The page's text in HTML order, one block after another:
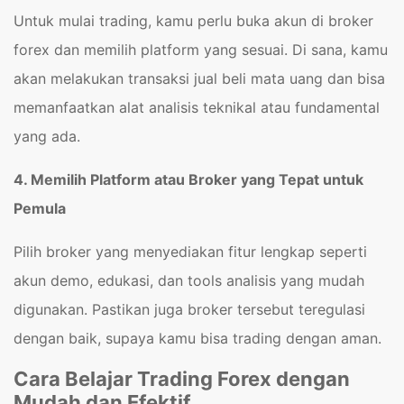
Untuk mulai trading, kamu perlu buka akun di broker
forex dan memilih platform yang sesuai. Di sana, kamu
akan melakukan transaksi jual beli mata uang dan bisa
memanfaatkan alat analisis teknikal atau fundamental
yang ada.
4. Memilih Platform atau Broker yang Tepat untuk
Pemula
Pilih broker yang menyediakan fitur lengkap seperti
akun demo, edukasi, dan tools analisis yang mudah
digunakan. Pastikan juga broker tersebut teregulasi
dengan baik, supaya kamu bisa trading dengan aman.
Cara Belajar Trading Forex dengan